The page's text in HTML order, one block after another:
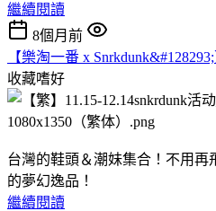
繼續閱讀
8個月前
【樂淘一番 x Snrkdunk&#128293;
收藏嗜好
台灣的鞋頭＆潮妹集合！不用再
的夢幻逸品！
繼續閱讀